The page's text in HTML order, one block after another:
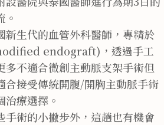
。
生代的血管外科醫師，專精於
endograft)，透過手工
多不適合微創主動脈支架手術但
合接受傳統開腹/開胸主動脈手術
療選擇。
手術的小撇步外，這趟也有機會